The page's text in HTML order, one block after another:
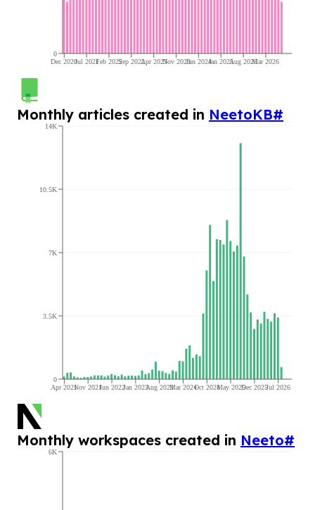
Dec 2020Jul 2021Feb 2022Sep 2022Apr 2023Nov 2023Jun 2024Jan 2025Aug 2025Mar 2026
0
Monthly articles created in NeetoKB#
Apr 2021Nov 2021Jun 2022Jan 2023Aug 2023Mar 2024Oct 2024May 2025Dec 2025Jul 2026
0
3.5K
7K
10.5K
14K
Monthly workspaces created in Neeto#
6K